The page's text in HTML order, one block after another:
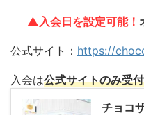
▲入会日を設定可能！
公式サイト： https://
入会は公式サイトのみ受付
チョコ